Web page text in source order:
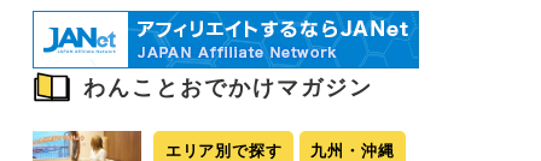
わんことおでかけマガジン
エリア別で探す 九州・沖縄